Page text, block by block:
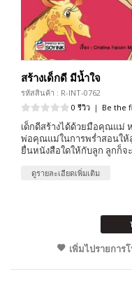
สร้างเด็กดี มีน้ำใจ
รหัสสินค้า : R-INT-0762
0 รีวิว | Be the
เด็กดีสร้างได้ด้วยมือคุณแม่
พ่อคุณแม่ในการพร่ำสอนให้
ยื่นหนังสือใดให้กับลูก ลูกก็จ
ดูรายละเอียดเพิ่มเติม
เพิ่มไปรายการ